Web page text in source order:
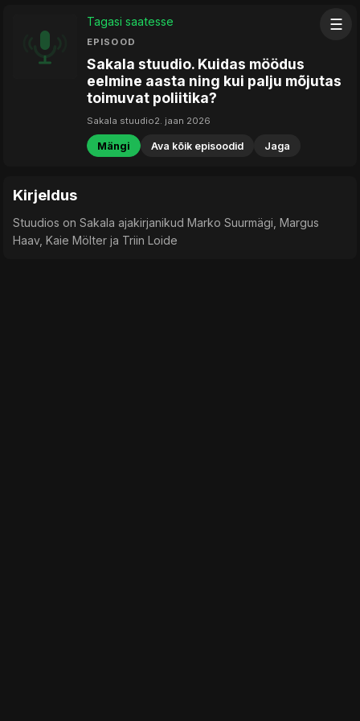
☰
Tagasi saatesse
EPISOOD
Sakala stuudio. Kuidas möödus
eelmine aasta ning kui palju mõjutas
toimuvat poliitika?
Sakala stuudio2. jaan 2026
Mängi Ava kõik episoodid Jaga
Kirjeldus
Stuudios on Sakala ajakirjanikud Marko Suurmägi, Margus
Haav, Kaie Mölter ja Triin Loide